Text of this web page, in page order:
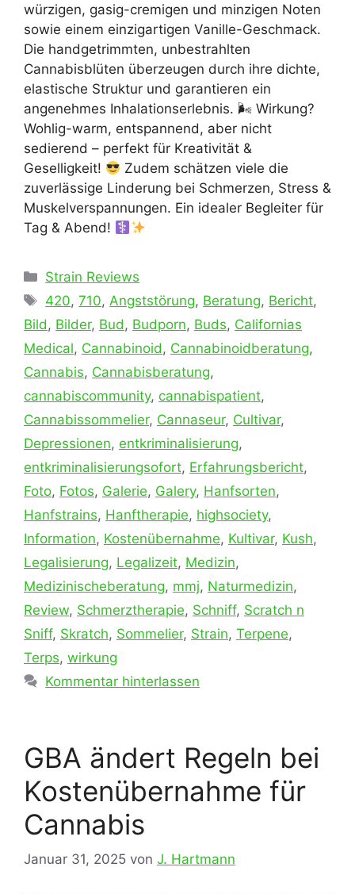
würzigen, gasig-cremigen und minzigen Noten
sowie einem einzigartigen Vanille-Geschmack.
Die handgetrimmten, unbestrahlten
Cannabisblüten überzeugen durch ihre dichte,
elastische Struktur und garantieren ein
angenehmes Inhalationserlebnis. 🌬 Wirkung?
Wohlig-warm, entspannend, aber nicht
sedierend – perfekt für Kreativität &
Geselligkeit!
Zudem schätzen viele die
zuverlässige Linderung bei Schmerzen, Stress &
Muskelverspannungen. Ein idealer Begleiter für
Tag & Abend!
Kategorien
Strain Reviews
Schlagwörter
420,710, Angststörung, Beratung, Bericht,
Bild , Bilder, Bud , Budporn, Buds, Californias
Medical, Cannabinoid , Cannabinoidberatung,
Cannabis, Cannabisberatung,
cannabiscommunity, cannabispatient,
Cannabissommelier, Cannaseur, Cultivar,
Depressionen, entkriminalisierung,
entkriminalisierungsofort, Erfahrungsbericht,
Foto, Fotos, Galerie, Galery, Hanfsorten,
Hanfstrains, Hanftherapie, highsociety,
Information, Kostenübernahme, Kultivar, Kush,
Legalisierung, Legalizeit, Medizin,
Medizinischeberatung, mmj, Naturmedizin,
Review, Schmerztherapie, Schniff, Scratch n
Sniff, Skratch, Sommelier, Strain, Terpene,
Terps, wirkung
Kommentar hinterlassen
GBA ändert Regeln bei
Kostenübernahme für
Cannabis
Januar 31, 2025 von J. Hartmann